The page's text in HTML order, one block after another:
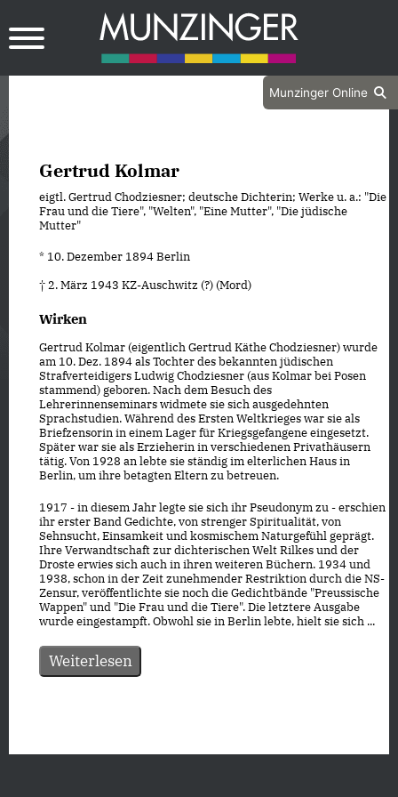
Munzinger Online
Gertrud Kolmar
eigtl. Gertrud Chodziesner; deutsche Dichterin; Werke u. a.: "Die
Frau und die Tiere", "Welten", "Eine Mutter", "Die jüdische
Mutter"
* 10. Dezember 1894 Berlin
† 2. März 1943 KZ-Auschwitz (?) (Mord)
Wirken
Gertrud Kolmar (eigentlich Gertrud Käthe Chodziesner) wurde
am 10. Dez. 1894 als Tochter des bekannten jüdischen
Strafverteidigers Ludwig Chodziesner (aus Kolmar bei Posen
stammend) geboren. Nach dem Besuch des
Lehrerinnenseminars widmete sie sich ausgedehnten
Sprachstudien. Während des Ersten Weltkrieges war sie als
Briefzensorin in einem Lager für Kriegsgefangene eingesetzt.
Später war sie als Erzieherin in verschiedenen Privathäusern
tätig. Von 1928 an lebte sie ständig im elterlichen Haus in
Berlin, um ihre betagten Eltern zu betreuen.
1917 - in diesem Jahr legte sie sich ihr Pseudonym zu - erschien
ihr erster Band Gedichte, von strenger Spiritualität, von
Sehnsucht, Einsamkeit und kosmischem Naturgefühl geprägt.
Ihre Verwandtschaft zur dichterischen Welt Rilkes und der
Droste erwies sich auch in ihren weiteren Büchern. 1934 und
1938, schon in der Zeit zunehmender Restriktion durch die NS-
Zensur, veröffentlichte sie noch die Gedichtbände "Preussische
Wappen" und "Die Frau und die Tiere". Die letztere Ausgabe
wurde eingestampft. Obwohl sie in Berlin lebte, hielt sie sich ...
Weiterlesen